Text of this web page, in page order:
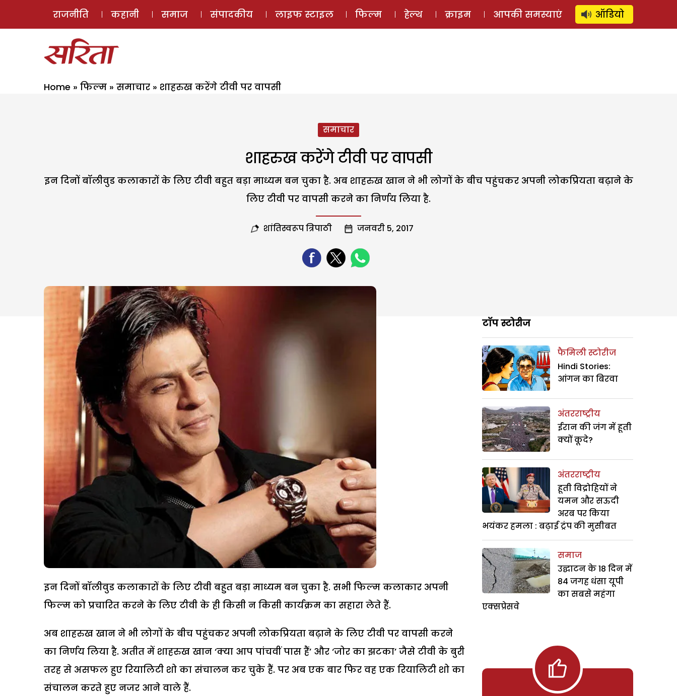
ई-मैगज़ीन ऑडियो स्टोरी लॉग इन ⚲ SUBSCRIBE
राजनीति कहानी समाज संपादकीय लाइफ स्टाइल फिल्म हेल्थ क्राइम आपकी समस्याएं ऑडियो
Home » फिल्म » समाचार » शाहरुख करेंगे टीवी पर वापसी
समाचार
शाहरुख करेंगे टीवी पर वापसी
इन दिनों बॉलीवुड कलाकारों के लिए टीवी बहुत बड़ा माध्यम बन चुका है. अब शाहरुख खान ने भी लोगों के बीच पहुंचकर अपनी लोकप्रियता बढ़ाने के
लिए टीवी पर वापसी करने का निर्णय लिया है.
शांतिस्वरूप त्रिपाठी जनवरी 5, 2017
इन दिनों बॉलीवुड कलाकारों के लिए टीवी बहुत बड़ा माध्यम बन चुका है. सभी फिल्म कलाकार अपनी
फिल्म को प्रचारित करने के लिए टीवी के ही किसी न किसी कार्यक्रम का सहारा लेते हैं.
अब शाहरुख खान ने भी लोगों के बीच पहुंचकर अपनी लोकप्रियता बढ़ाने के लिए टीवी पर वापसी करने
का निर्णय लिया है. अतीत में शाहरुख खान ‘क्या आप पांचवीं पास हैं’ और ‘जोर का झटका’ जैसे टीवी के बुरी
तरह से असफल हुए रियालिटी शो का संचालन कर चुके हैं. पर अब एक बार फिर वह एक रियालिटी शो का
संचालन करते हुए नजर आने वाले हैं.
टॉप स्टोरीज
फैमिली स्टोरीज
Hindi Stories:
आंगन का बिरवा
अंतरराष्ट्रीय
ईरान की जंग में हूती
क्यों कूदे?
अंतरराष्ट्रीय
हूती विद्रोहियों ने
यमन और सऊदी
अरब पर किया
भयंकर हमला : बढ़ाई ट्रंप की मुसीबत
समाज
उद्घाटन के 18 दिन में
84 जगह धंसा यूपी
का सबसे महंगा
एक्सप्रेसवे